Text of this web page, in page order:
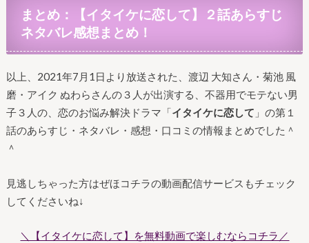
まとめ：【イタイケに恋して】２話あらすじ
ネタバレ感想まとめ！
以上、2021年7月1日より放送された、渡辺 大知さん・菊池 風
磨・アイク ぬわらさんの３人が出演する、不器用でモテない男
子３人の、恋のお悩み解決ドラマ「イタイケに恋して 」の第１
話のあらすじ・ネタバレ・感想・口コミの情報まとめでした＾
＾
見逃しちゃった方はぜほコチラの動画配信サービスもチェック
してくださいね↓
＼【イタイケに恋して】を無料動画で楽しむならコチラ／